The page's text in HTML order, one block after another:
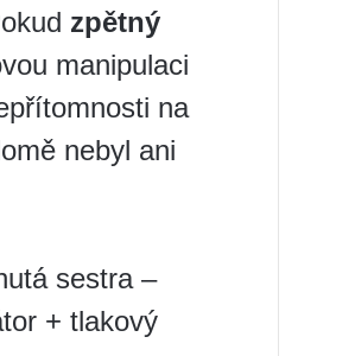
zpětný
manipulaci
na
nebyl ani
sestra –
+ tlakový